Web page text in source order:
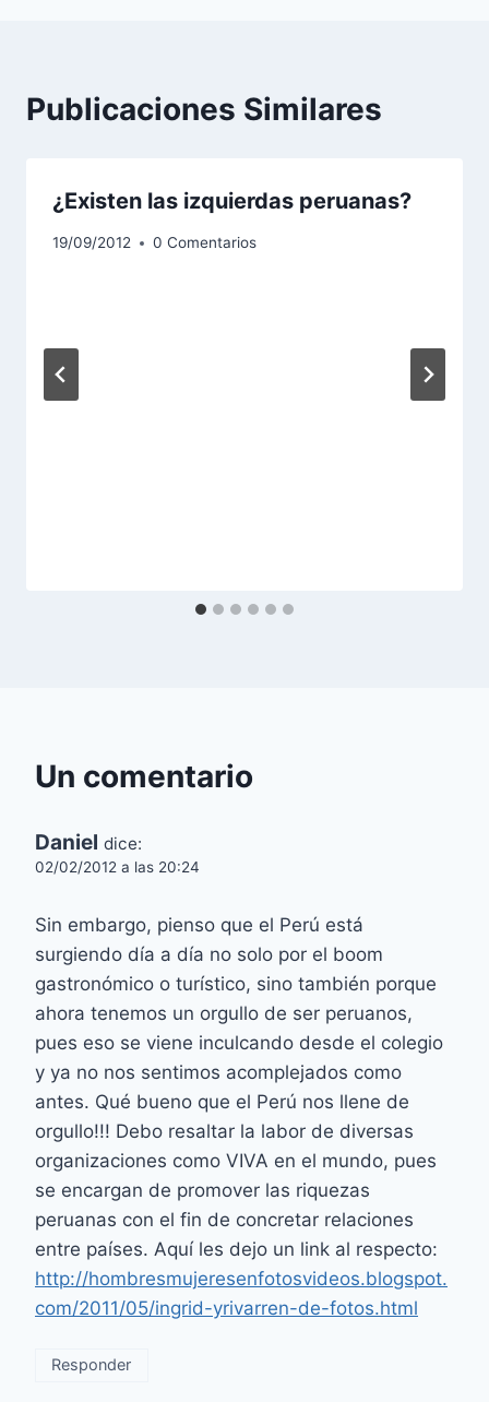
Publicaciones Similares
¿Existen las izquierdas peruanas?
19/09/2012 0 Comentarios
Un comentario
Daniel dice:
02/02/2012 a las 20:24
Sin embargo, pienso que el Perú está
surgiendo día a día no solo por el boom
gastronómico o turístico, sino también porque
ahora tenemos un orgullo de ser peruanos,
pues eso se viene inculcando desde el colegio
y ya no nos sentimos acomplejados como
antes. Qué bueno que el Perú nos llene de
orgullo!!! Debo resaltar la labor de diversas
organizaciones como VIVA en el mundo, pues
se encargan de promover las riquezas
peruanas con el fin de concretar relaciones
entre países. Aquí les dejo un link al respecto:
http://hombresmujeresenfotosvideos.blogspot.
com/2011/05/ingrid-yrivarren-de-fotos.html
Responder